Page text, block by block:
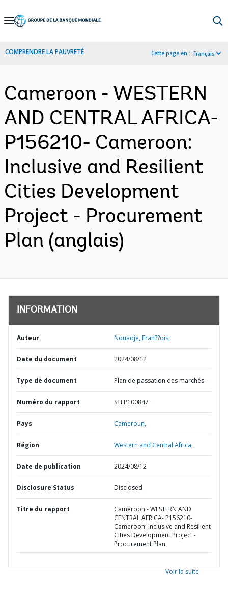
Skip
Navigation
COMPRENDRE LA PAUVRETÉ Cette page en : Français
Cameroon - WESTERN
AND CENTRAL AFRICA-
P156210- Cameroon:
Inclusive and Resilient
Cities Development
Project - Procurement
Plan (anglais)
INFORMATION
Auteur Nouadje, Fran??ois;
Date du document 2024/08/12
Type de document Plan de passation des marchés
Numéro du rapport STEP100847
Pays Cameroun,
Région Western and Central Africa,
Date de publication 2024/08/12
Disclosure Status Disclosed
Titre du rapport
Cameroon - WESTERN AND
CENTRAL AFRICA- P156210-
Cameroon: Inclusive and Resilient
Cities Development Project -
Procurement Plan
Voir la suite